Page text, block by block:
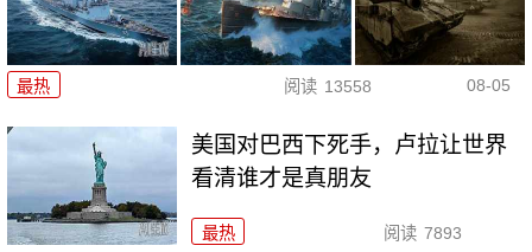
最热 阅读 13558 08-05
美国对巴西下死手，卢拉让世界
看清谁才是真朋友
最热 阅读 7893